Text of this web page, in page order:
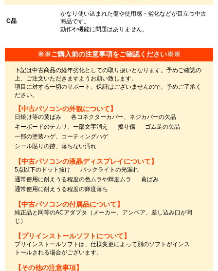
C品
かなり使い込まれた傷や使用感・劣化などが目立つ中古
商品です。
動作や機能に問題はありません。
※※ご購入前の注意事項をご確認ください※※
下記は中古商品の経年劣化としての取り扱いとなります。予めご確認の
上、ご注文いただきますようお願い致します。
項目に対する一切のサポート、保証はございませんので、予めご了承く
ださい。
【中古パソコンの外観について】
日焼け等の黄ばみ
各コネクターカバー、ネジカバーの欠品
キーボードのテカリ、一部文字消え
擦り傷
ゴム足の欠品
一部の塗装ハゲ、コーティングハゲ
シール貼りの跡、落ちない汚れ
【中古パソコンの液晶ディスプレイについて】
5点以下のドット抜け
バックライトの光漏れ
通常使用に耐えうる程度の色ムラや輝度ムラ
黄ばみ
通常使用に耐えうる程度の輝度落ち
【中古パソコンの付属品について】
純正品と同等のACアダプタ（メーカー、アンペア、差し込み口が同
じ）
【プリインストールソフトについて】
プリインストールソフトは、仕様変更によって別のソフトがインス
トールされる場合がございます。
【その他の注意事項】